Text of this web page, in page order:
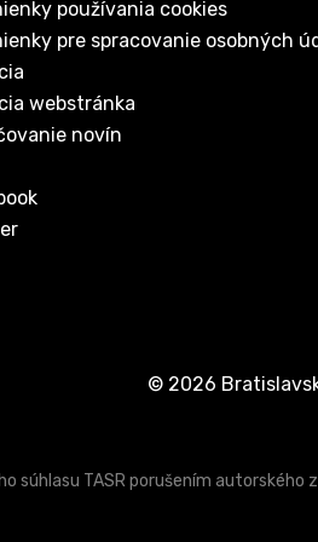
používania cookies
pre spracovanie osobných
webstránka
novín
© 2026
súhlasu TASR porušením autorského